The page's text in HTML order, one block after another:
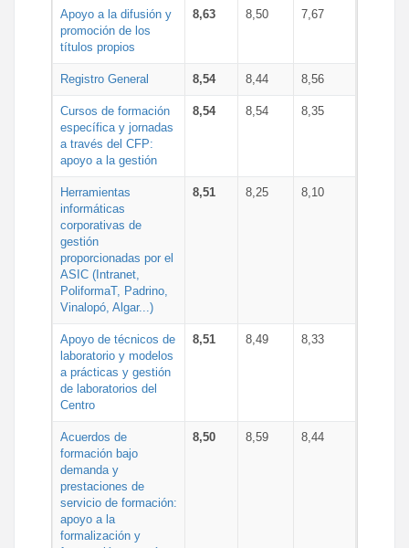
Apoyo a la difusión y
promoción de los
títulos propios
8,63 8,50 7,67
Registro General 8,54 8,44 8,56
Cursos de formación
específica y jornadas
a través del CFP:
apoyo a la gestión
8,54 8,54 8,35
Herramientas
informáticas
corporativas de
gestión
proporcionadas por el
ASIC (Intranet,
PoliformaT, Padrino,
Vinalopó, Algar...)
8,51 8,25 8,10
Apoyo de técnicos de
laboratorio y modelos
a prácticas y gestión
de laboratorios del
Centro
8,51 8,49 8,33
Acuerdos de
formación bajo
demanda y
prestaciones de
servicio de formación:
apoyo a la
formalización y
8,50 8,59 8,44